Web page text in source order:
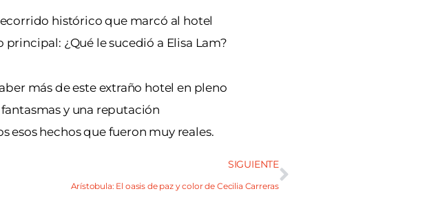
histórico que marcó al hotel
¿Qué le sucedió a Elisa Lam?
más de este extraño hotel en pleno
y una reputación
esos hechos que fueron muy reales.
SIGUIENTE
Arístobula: El oasis de paz y color de Cecilia Carreras